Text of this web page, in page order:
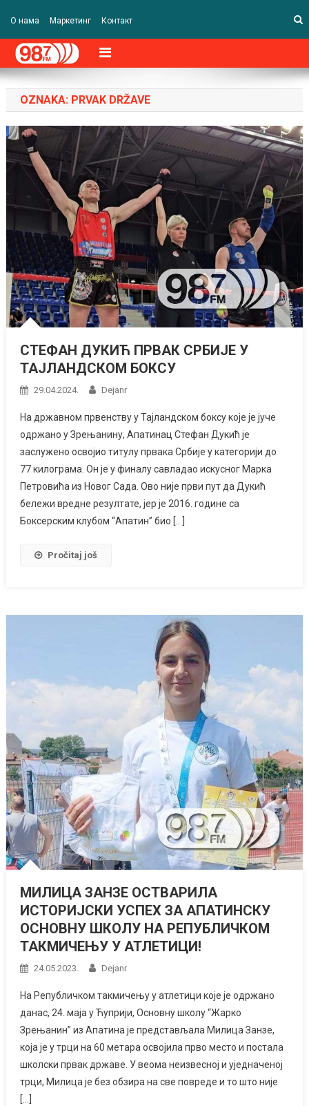
О нама Маркетинг Контакт
OZNAKA: PRVAK DRŽAVE
СТЕФАН ДУКИЋ ПРВАК СРБИЈЕ У
ТАЈЛАНДСКОМ БОКСУ
29.04.2024. Dejanr
На државном првенству у Тајландском боксу које је јуче
одржано у Зрењанину, Апатинац Стефан Дукић је
заслужено освојио титулу првака Србије у категорији до
77 килограма. Он је у финалу савладао искусног Марка
Петровића из Новог Сада. Ово није први пут да Дукић
бележи вредне резултате, јер је 2016. године са
Боксерским клубом “Апатин” био […]
Pročitaj još
МИЛИЦА ЗАНЗЕ ОСТВАРИЛА
ИСТОРИЈСКИ УСПЕХ ЗА АПАТИНСКУ
ОСНОВНУ ШКОЛУ НА РЕПУБЛИЧКОМ
ТАКМИЧЕЊУ У АТЛЕТИЦИ!
24.05.2023. Dejanr
На Републичком такмичењу у атлетици које је одржано
данас, 24. маја у Ћуприји, Основну школу “Жарко
Зрењанин” из Апатина је представљала Милица Занзе,
која је у трци на 60 метара освојила прво место и постала
школски првак државе. У веома неизвесној и уједначеној
трци, Милица је без обзира на све повреде и то што није
[…]